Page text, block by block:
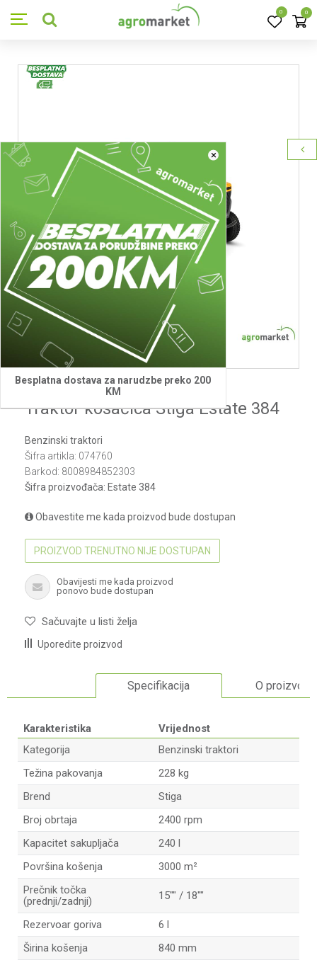
0 0
×
Besplatna dostava za narudzbe preko 200
KM
Stiga
Traktor kosačica Stiga Estate 384
Benzinski traktori
Šifra artikla: 074760
Barkod: 8008984852303
Šifra proizvođača: Estate 384
Obavestite me kada proizvod bude dostupan
PROIZVOD TRENUTNO NIJE DOSTUPAN
Obavijesti me kada proizvod
ponovo bude dostupan
Sačuvajte u listi želja
Uporedite proizvod
Specifikacija O proizvodu
Karakteristika
Vrijednost
Kategorija
Benzinski traktori
Težina pakovanja
228 kg
Brend
Stiga
Broj obrtaja
2400 rpm
Kapacitet sakupljača
240 l
Površina košenja
3000 m²
Prečnik točka
(prednji/zadnji)
15"" / 18""
Rezervoar goriva
6 l
Širina košenja
840 mm